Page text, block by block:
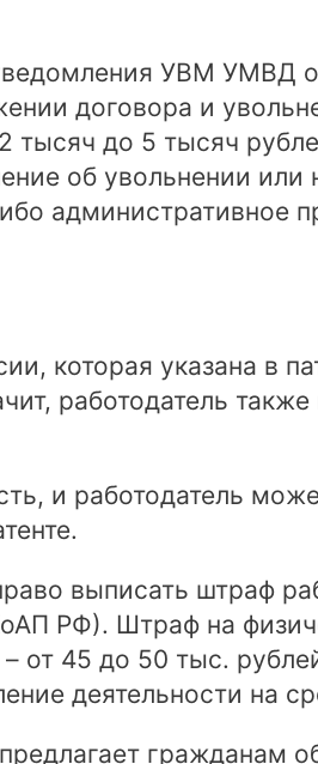
УВМ УМВД
договора и
тысяч до 5 тысяч
об увольнении или
административное
которая указана в
работодатель
и работодатель
выписать штраф
РФ). Штраф на
от 45 до 50 тыс.
деятельности на
гражданам